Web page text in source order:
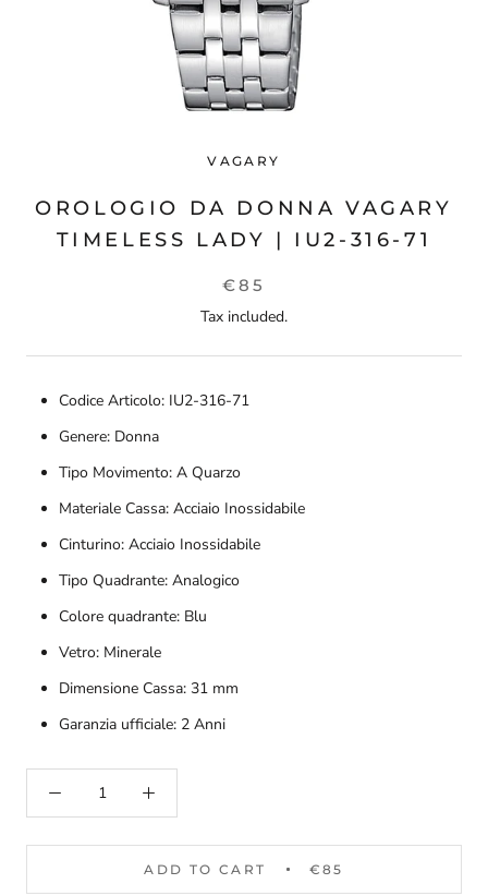
VAGARY
OROLOGIO DA DONNA VAGARY
TIMELESS LADY | IU2-316-71
€85
Tax included.
Codice Articolo: IU2-316-71
Genere: Donna
Tipo Movimento: A Quarzo
Materiale Cassa: Acciaio Inossidabile
Cinturino: Acciaio Inossidabile
Tipo Quadrante: Analogico
Colore quadrante: Blu
Vetro: Minerale
Dimensione Cassa: 31 mm
Garanzia ufficiale: 2 Anni
ADD TO CART €85